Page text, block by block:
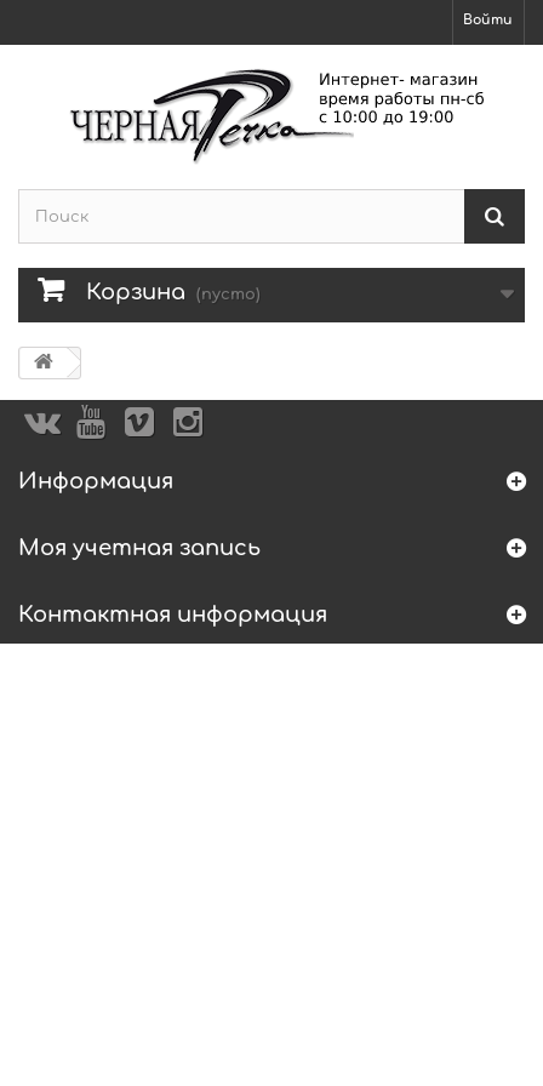
Войти
Корзина (пусто)
Информация
Моя учетная запись
Контактная информация